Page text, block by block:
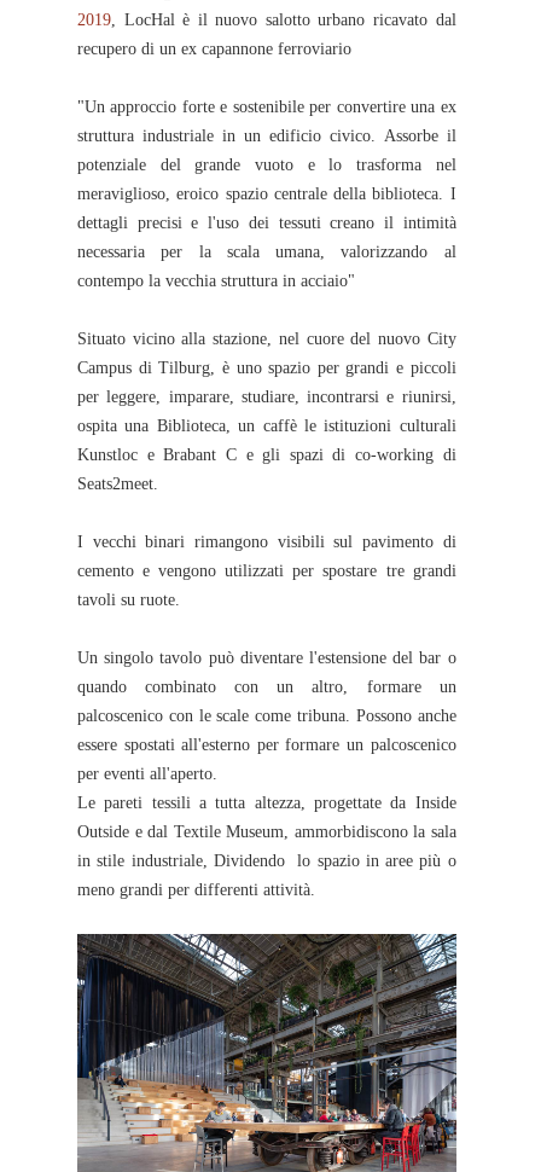
2019 , LocHal è il nuovo salotto urbano ricavato dal
recupero di un ex capannone ferroviario
"Un approccio forte e sostenibile per convertire una ex
struttura industriale in un edificio civico. Assorbe il
potenziale del grande vuoto e lo trasforma nel
meraviglioso, eroico spazio centrale della biblioteca. I
dettagli precisi e l'uso dei tessuti creano il intimità
necessaria per la scala umana, valorizzando al
contempo la vecchia struttura in acciaio"
Situato vicino alla stazione, nel cuore del nuovo City
Campus di Tilburg, è uno spazio per grandi e piccoli
per leggere, imparare, studiare, incontrarsi e riunirsi,
ospita una Biblioteca, un caffè le istituzioni culturali
Kunstloc e Brabant C e gli spazi di co-working di
Seats2meet.
I vecchi binari rimangono visibili sul pavimento di
cemento e vengono utilizzati per spostare tre grandi
tavoli su ruote.
Un singolo tavolo può diventare l'estensione del bar o
quando combinato con un altro, formare un
palcoscenico con le scale come tribuna. Possono anche
essere spostati all'esterno per formare un palcoscenico
per eventi all'aperto.
Le pareti tessili a tutta altezza, progettate da Inside
Outside e dal Textile Museum, ammorbidiscono la sala
in stile industriale, Dividendo lo spazio in aree più o
meno grandi per differenti attività.